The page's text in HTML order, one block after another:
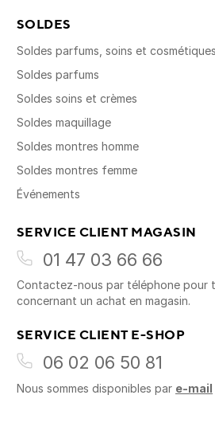
SOLDES
Soldes parfums, soins et cosmétiques
Soldes parfums
Soldes soins et crèmes
Soldes maquillage
Soldes montres homme
Soldes montres femme
Événements
SERVICE CLIENT MAGASIN
01 47 03 66 66
Contactez-nous par téléphone pour
concernant un achat en magasin.
SERVICE CLIENT E-SHOP
06 02 06 50 81
Nous sommes disponibles par e-mail